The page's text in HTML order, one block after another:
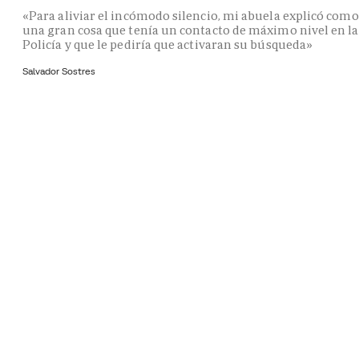
«Para aliviar el incómodo silencio, mi abuela explicó como
una gran cosa que tenía un contacto de máximo nivel en la
Policía y que le pediría que activaran su búsqueda»
Salvador Sostres